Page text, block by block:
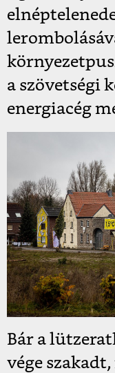
a szövetségi
energiacég
Bár a
vége